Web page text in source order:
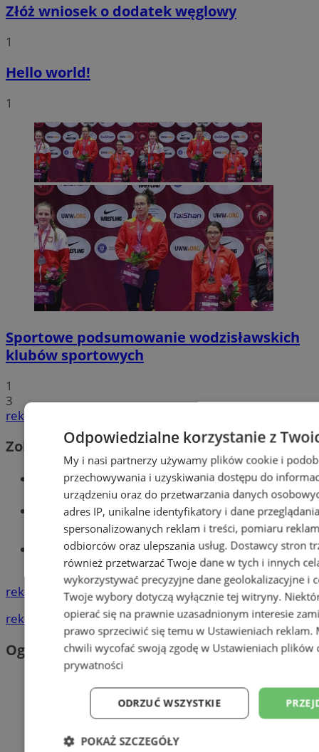
Złóż wniosek o dodatek węglowy
1
Hello world!
1
Sportowe podsumowanie wodzisławskich
klubów sportowych
1
3
reklama
Zobacz również
Wiadomości kryminalne w Wodzisławiu
Wiadomości lokalne
Tworzenie stron www - Wodzisław
Śląski
reklama
reklama
Ogłoszenia
Odpowiedzialne korzystanie z
My i nasi partnerzy używamy plików cookie i
przechowywania i uzyskiwania dostępu do
urządzeniu oraz do przetwarzania danych
adres IP, unikalne identyfikatory i dane
spersonalizowanych reklam i treści, pomiaru
odbiorców oraz ulepszania usług. Dostawcy stron
również przetwarzać Twoje dane w tych i innych
wykorzystywać precyzyjne dane geolokalizacyjne i
Twoje wybory dotyczą wyłącznie tej witryny.
opierać się na prawnie uzasadnionym interesie
prawo sprzeciwić się temu w Ustawieniach reklam.
chwili wycofać swoją zgodę w Ustawieniach plików
prywatności
ODRZUĆ WSZYSTKIE
POKAŻ SZCZEGÓŁY